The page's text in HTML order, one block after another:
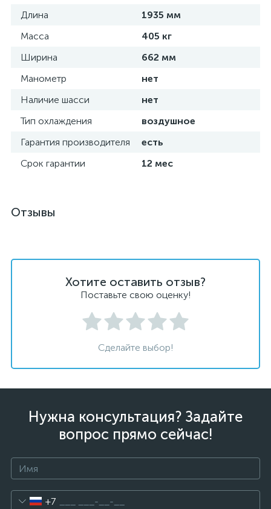
Длина
1935 мм
Масса
405 кг
Ширина
662 мм
Манометр
нет
Наличие шасси
нет
Тип охлаждения
воздушное
Гарантия производителя
есть
Срок гарантии
12 мес
Отзывы
Хотите оставить отзыв?
Поставьте свою оценку!
Сделайте выбор!
Нужна консультация? Задайте
вопрос прямо сейчас!
+7